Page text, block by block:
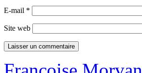
E-mail *
Site web